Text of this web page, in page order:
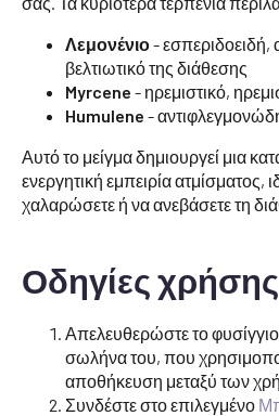
Λεμονένιο- εσπεριδοειδή,
βελτιωτικό της διάθεσης
Myrcene - ηρεμιστικό,
Humulene -
Αυτό το μείγμα δημιουργεί μια
ενεργητική εμπειρία ατμίσματος,
χαλαρώσετε ή να ανεβάσετε τη
Οδηγίες χρήσης
Απελευθερώστε το
σωλήνα του, που
αποθήκευση μεταξύ των
Συνδέστε στο επιλεγμένο